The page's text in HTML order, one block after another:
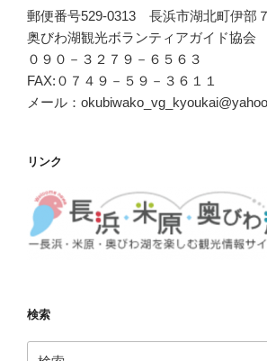
郵便番号529-0313 長浜市湖北町伊部
奥びわ湖観光ボランティアガイド協会
０９０－３２７９－６５６３
FAX:０７４９－５９－３６１１
メール：
リンク
検索
検